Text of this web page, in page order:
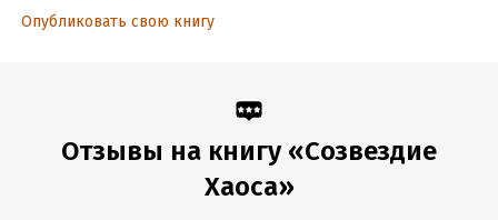
Опубликовать свою книгу
Отзывы на книгу «Созвездие
Хаоса»